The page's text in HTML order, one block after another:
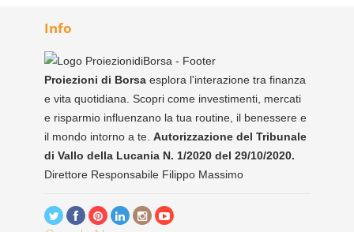
Info
Proiezioni di Borsa esplora l'interazione tra finanza
e vita quotidiana. Scopri come investimenti, mercati
e risparmio influenzano la tua routine, il benessere e
il mondo intorno a te. Autorizzazione del Tribunale
di Vallo della Lucania N. 1/2020 del 29/10/2020.
Direttore Responsabile Filippo Massimo